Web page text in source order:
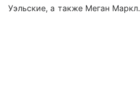
Уэльские, а также Меган Маркл.